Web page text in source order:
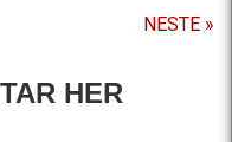
NESTE »
HER